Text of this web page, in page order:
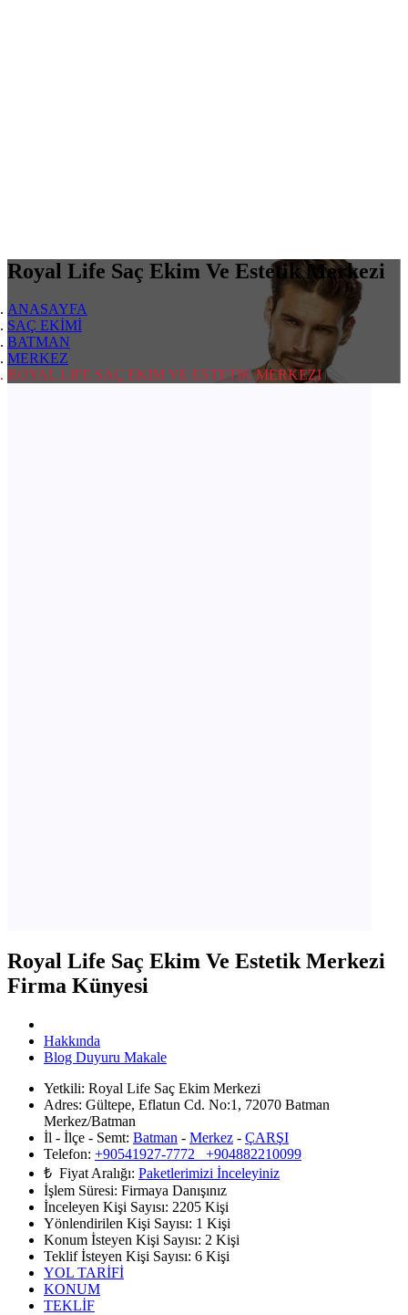
Royal Life Saç Ekim Ve Estetik Merkezi
ANASAYFA
SAÇ EKİMİ
BATMAN
MERKEZ
ROYAL LIFE SAÇ EKIM VE ESTETIK MERKEZI
Royal Life Saç Ekim Ve Estetik Merkezi
Firma Künyesi
Hakkında
Blog Duyuru Makale
Yetkili: Royal Life Saç Ekim Merkezi
Adres: Gültepe, Eflatun Cd. No:1, 72070 Batman
Merkez/Batman
İl - İlçe - Semt: Batman - Merkez - ÇARŞI
Telefon: +90541927-7772 +904882210099
₺ Fiyat Aralığı: Paketlerimizi İnceleyiniz
İşlem Süresi: Firmaya Danışınız
İnceleyen Kişi Sayısı: 2205 Kişi
Yönlendirilen Kişi Sayısı: 1 Kişi
Konum İsteyen Kişi Sayısı: 2 Kişi
Teklif İsteyen Kişi Sayısı: 6 Kişi
YOL TARİFİ
KONUM
TEKLİF